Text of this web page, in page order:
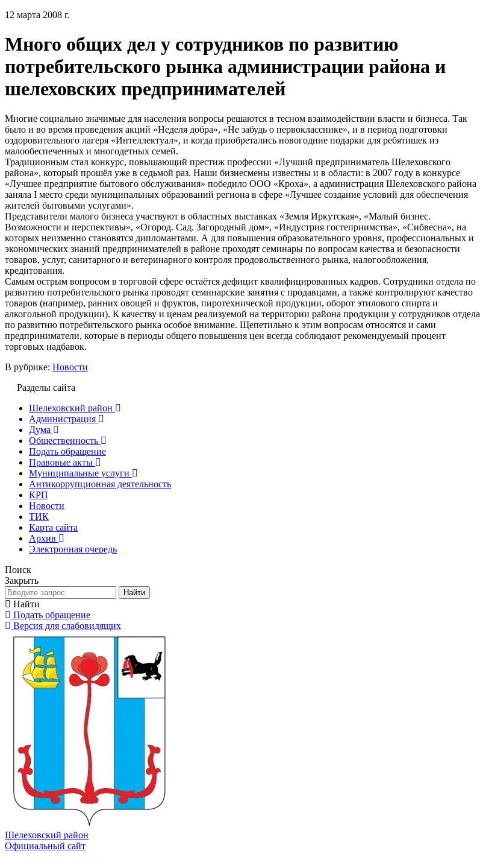
12 марта 2008 г.
Много общих дел у сотрудников по развитию
потребительского рынка администрации района и
шелеховских предпринимателей
Многие социально значимые для населения вопросы решаются в тесном взаимодействии власти и бизнеса. Так
было и во время проведения акций «Неделя добра», «Не забудь о первокласснике», и в период подготовки
оздоровительного лагеря «Интеллектуал», и когда приобретались новогодние подарки для ребятишек из
малообеспеченных и многодетных семей.
Традиционным стал конкурс, повышающий престиж профессии «Лучший предприниматель Шелеховского
района», который прошёл уже в седьмой раз. Наши бизнесмены известны и в области: в 2007 году в конкурсе
«Лучшее предприятие бытового обслуживания» победило ООО «Кроха», а администрация Шелеховского района
заняла I место среди муниципальных образований региона в сфере «Лучшее создание условий для обеспечения
жителей бытовыми услугами».
Представители малого бизнеса участвуют в областных выставках «Земля Иркутская», «Малый бизнес.
Возможности и перспективы», «Огород. Сад. Загородный дом», «Индустрия гостеприимства», «Сибвесна», на
которых неизменно становятся дипломантами. А для повышения образовательного уровня, профессиональных и
экономических знаний предпринимателей в районе проходят семинары по вопросам качества и безопасности
товаров, услуг, санитарного и ветеринарного контроля продовольственного рынка, налогообложения,
кредитования.
Самым острым вопросом в торговой сфере остаётся дефицит квалифицированных кадров. Сотрудники отдела по
развитию потребительского рынка проводят семинарские занятия с продавцами, а также контролируют качество
товаров (например, ранних овощей и фруктов, пиротехнической продукции, оборот этилового спирта и
алкогольной продукции). К качеству и ценам реализуемой на территории района продукции у сотрудников отдела
по развитию потребительского рынка особое внимание. Щепетильно к этим вопросам относятся и сами
предприниматели, которые в периоды общего повышения цен всегда соблюдают рекомендуемый процент
торговых надбавок.
В рубрике: Новости
Разделы сайта
Шелеховский район
Администрация
Дума
Общественность
Подать обращение
Правовые акты
Муниципальные услуги
Антикоррупционная деятельность
КРП
Новости
ТИК
Карта сайта
Архив
Электронная очередь
Поиск
Закрыть
Найти
Найти
Подать обращение
Версия для слабовидящих
Шелеховский район
Официальный сайт